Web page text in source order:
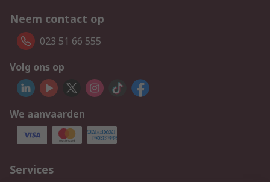
Neem contact op
023 51 66 555
Volg ons op
We aanvaarden
Services